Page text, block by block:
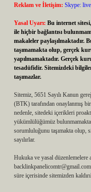
Reklam ve İletişim: Skype:
Yasal Uyarı: Bu internet
ile hiçbir bağlantısı
makaleler paylaşılmaktadır.
taşımamakta olup, gerçek
yapılmamaktadır. Gerçek
tesadüfidir. Sitemizdeki
taşımazlar.
Sitemiz, 5651 Sayılı Kanun
(BTK) tarafından onaylanmış
nedenle, sitedeki içerikleri
yükümlülüğümüz
sorumluluğunu taşımakta olup,
sayılırlar.
Hukuka ve yasal düzenlemelere
backlinkpanelicomtr@gmail.com
süre içerisinde sitemizden